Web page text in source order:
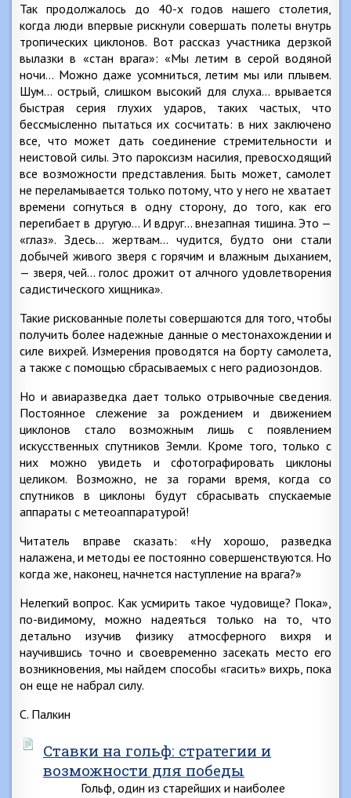
Так продолжалось до 40-х годов нашего столетия,
когда люди впервые рискнули совершать полеты внутрь
тропических циклонов. Вот рассказ участника дерзкой
вылазки в «стан врага»: «Мы летим в серой водяной
ночи… Можно даже усомниться, летим мы или плывем.
Шум… острый, слишком высокий для слуха… врывается
быстрая серия глухих ударов, таких частых, что
бессмысленно пытаться их сосчитать: в них заключено
все, что может дать соединение стремительности и
неистовой силы. Это пароксизм насилия, превосходящий
все возможности представления. Быть может, самолет
не переламывается только потому, что у него не хватает
времени согнуться в одну сторону, до того, как его
перегибает в другую… И вдруг… внезапная тишина. Это —
«глаз». Здесь… жертвам… чудится, будто они стали
добычей живого зверя с горячим и влажным дыханием,
— зверя, чей… голос дрожит от алчного удовлетворения
садистического хищника».
Такие рискованные полеты совершаются для того, чтобы
получить более надежные данные о местонахождении и
силе вихрей. Измерения проводятся на борту самолета,
а также с помощью сбрасываемых с него радиозондов.
Но и авиаразведка дает только отрывочные сведения.
Постоянное слежение за рождением и движением
циклонов стало возможным лишь с появлением
искусственных спутников Земли. Кроме того, только с
них можно увидеть и сфотографировать циклоны
целиком. Возможно, не за горами время, когда со
спутников в циклоны будут сбрасывать спускаемые
аппараты с метеоаппаратурой!
Читатель вправе сказать: «Ну хорошо, разведка
налажена, и методы ее постоянно совершенствуются. Но
когда же, наконец, начнется наступление на врага?»
Нелегкий вопрос. Как усмирить такое чудовище? Пока»,
по-видимому, можно надеяться только на то, что
детально изучив физику атмосферного вихря и
научившись точно и своевременно засекать место его
возникновения, мы найдем способы «гасить» вихрь, пока
он еще не набрал силу.
С. Палкин
Ставки на гольф: стратегии и
возможности для победы
Гольф, один из старейших и наиболее